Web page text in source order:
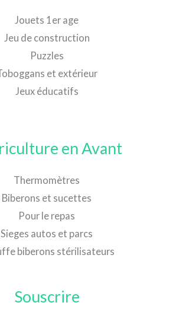
Jouets 1er age
Jeu de construction
Puzzles
et extérieur
Jeux éducatifs
en Avant
Thermomètres
Biberons et sucettes
Pour le repas
Sieges autos et parcs
biberons stérilisateurs
Souscrire